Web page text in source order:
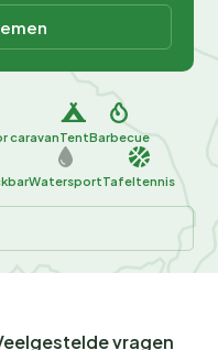
caravanTentBarbecue
WatersportTafeltennis
vragen